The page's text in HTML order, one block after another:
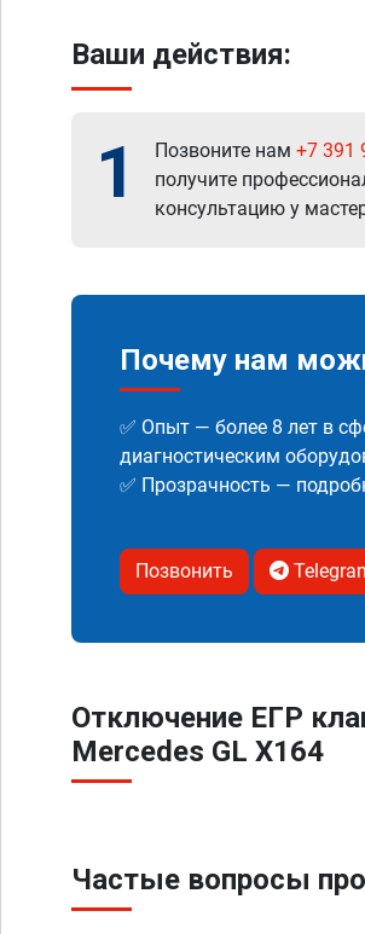
Ваши действия:
1 Позвоните нам +7 391
получите
консультацию у
Почему нам
✅ Опыт — более 8 лет в
диагностическим
✅ Прозрачность —
Позвонить
Отключение ЕГР
Mercedes GL X164
Частые вопросы